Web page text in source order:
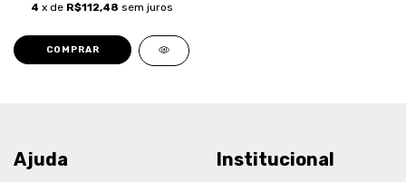
4 x de R$112,48 sem juros
COMPRAR
Ajuda Institucional